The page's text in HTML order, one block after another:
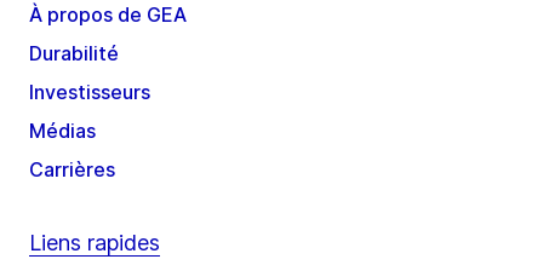
À propos de GEA
Durabilité
Investisseurs
Médias
Carrières
Liens rapides